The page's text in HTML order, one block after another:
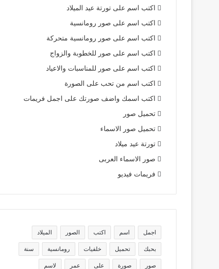
اكتب اسم على تورتة عيد الميلاد
اكتب اسم على صور رومانسية
اكتب اسم على صور رومانسية متحركة
اكتب اسم على صور للخطوبة والزواج
اكتب اسم على صور للمناسبات والاعياد
اكتب اسم من تحب على الصورة
اكتب اسمك واضف صورتك على اجمل فريمات
تحميل صور
تحميل صور الاسماء
تورتة عيد ميلاد
صور الاسماء العربى
فريمات فيديو
اجمل اسم اكتب الصور الميلاد
بحبك تحميل خلفيات رومانسية سنة
صور صورة على عمر لاسم